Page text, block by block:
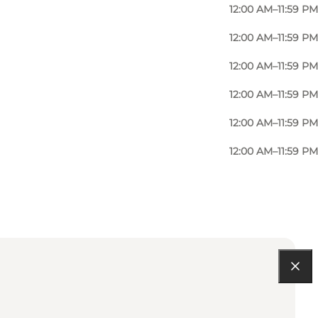
12:00 AM–11:59 PM
12:00 AM–11:59 PM
12:00 AM–11:59 PM
12:00 AM–11:59 PM
12:00 AM–11:59 PM
12:00 AM–11:59 PM